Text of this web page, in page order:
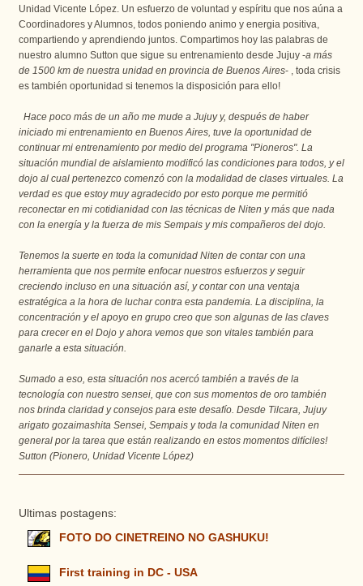
Unidad Vicente López. Un esfuerzo de voluntad y espíritu que nos aúna a
Coordinadores y Alumnos, todos poniendo animo y energia positiva,
compartiendo y aprendiendo juntos. Compartimos hoy las palabras de
nuestro alumno Sutton que sigue su entrenamiento desde Jujuy -a más
de 1500 km de nuestra unidad en provincia de Buenos Aires- , toda crisis
es también oportunidad si tenemos la disposición para ello!
Hace poco más de un año me mude a Jujuy y, después de haber
iniciado mi entrenamiento en Buenos Aires, tuve la oportunidad de
continuar mi entrenamiento por medio del programa "Pioneros". La
situación mundial de aislamiento modificó las condiciones para todos, y el
dojo al cual pertenezco comenzó con la modalidad de clases virtuales. La
verdad es que estoy muy agradecido por esto porque me permitió
reconectar en mi cotidianidad con las técnicas de Niten y más que nada
con la energía y la fuerza de mis Sempais y mis compañeros del dojo.
Tenemos la suerte en toda la comunidad Niten de contar con una
herramienta que nos permite enfocar nuestros esfuerzos y seguir
creciendo incluso en una situación así, y contar con una ventaja
estratégica a la hora de luchar contra esta pandemia. La disciplina, la
concentración y el apoyo en grupo creo que son algunas de las claves
para crecer en el Dojo y ahora vemos que son vitales también para
ganarle a esta situación.
Sumado a eso, esta situación nos acercó también a través de la
tecnología con nuestro sensei, que con sus momentos de oro también
nos brinda claridad y consejos para este desafío. Desde Tilcara, Jujuy
arigato gozaimashita Sensei, Sempais y toda la comunidad Niten en
general por la tarea que están realizando en estos momentos difíciles!
Sutton (Pionero, Unidad Vicente López)
Ultimas postagens:
FOTO DO CINETREINO NO GASHUKU!
First training in DC - USA